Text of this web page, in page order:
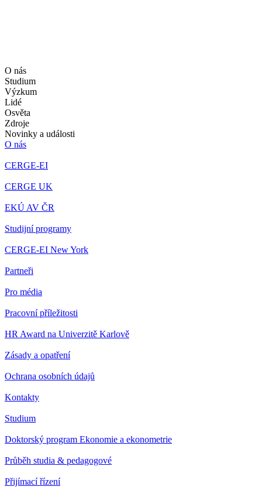
O nás
Studium
Výzkum
Lidé
Osvěta
Zdroje
Novinky a události
O nás
CERGE-EI
CERGE UK
EKÚ AV ČR
Studijní programy
CERGE-EI New York
Partneři
Pro média
Pracovní příležitosti
HR Award na Univerzitě Karlově
Zásady a opatření
Ochrana osobních údajů
Kontakty
Studium
Doktorský program Ekonomie a ekonometrie
Průběh studia & pedagogové
Přijímací řízení